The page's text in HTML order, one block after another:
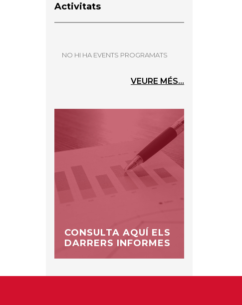
Activitats
NO HI HA EVENTS PROGRAMATS
VEURE MÉS...
CONSULTA AQUÍ ELS
DARRERS INFORMES